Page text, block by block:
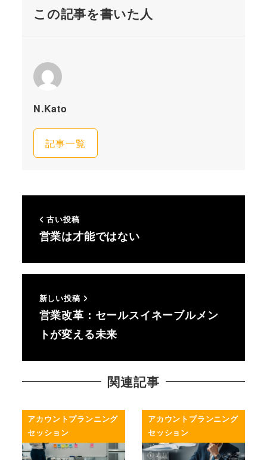
この記事を書いた人
N.Kato
記事一覧
古い投稿
営業は才能ではない
新しい投稿
営業改革：セールスイネーブルメン
トが変える未来
関連記事
アカウントプランニング
セッション
アカウントプランニング
セッション